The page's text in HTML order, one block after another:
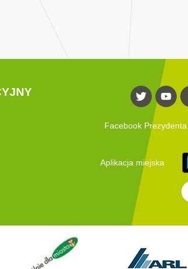
Facebook
Aplikacja miejska